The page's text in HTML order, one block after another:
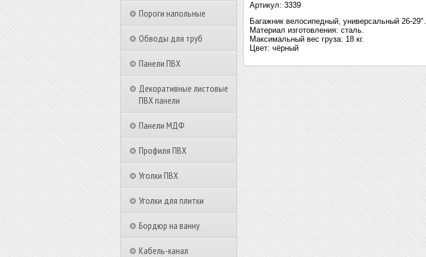
Пороги напольные
Обводы для труб
Панели ПВХ
Декоративные листовые
ПВХ панели
Панели МДФ
Профиля ПВХ
Уголки ПВХ
Уголки для плитки
Бордюр на ванну
Кабель-канал
Артикул: 3339
Багажник велосипедный, универсальный 26-29".
Материал изготовления: сталь.
Максимальный вес груза: 18 кг.
Цвет: чёрный